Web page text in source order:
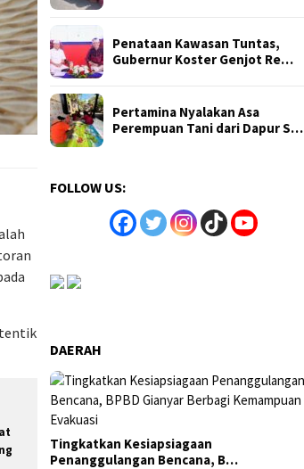
Penataan Kawasan Tuntas,
Gubernur Koster Genjot Re…
Pertamina Nyalakan Asa
Perempuan Tani dari Dapur S…
FOLLOW US:
DAERAH
Tingkatkan Kesiapsiagaan
Penanggulangan Bencana, B…